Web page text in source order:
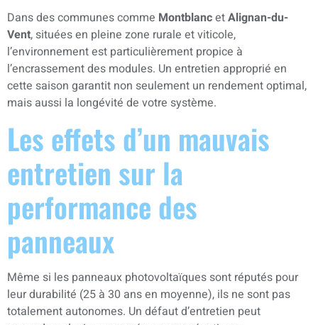
Dans des communes comme MontblancetAlignan-du-
Vent, situées en pleine zone rurale et viticole,
l’environnement est particulièrement propice à
l’encrassement des modules. Un entretien approprié en
cette saison garantit non seulement un rendement optimal,
mais aussi la longévité de votre système.
Les effets d’un mauvais
entretien sur la
performance des
panneaux
Même si les panneaux photovoltaïques sont réputés pour
leur durabilité (25 à 30 ans en moyenne), ils ne sont pas
totalement autonomes. Un défaut d’entretien peut